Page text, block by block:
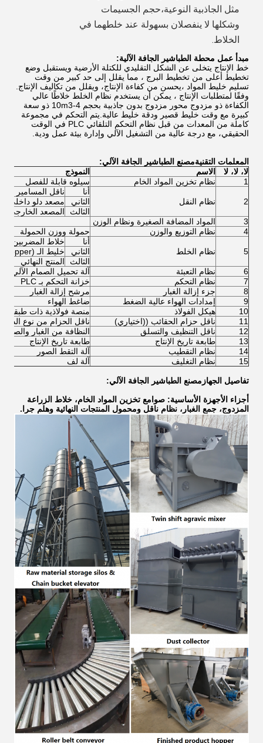
الخلاط.
مبدأ عمل محطة الطباشير الجافة الآلية:
خط الإنتاج يتخلى عن الشكل التقليدي للكتلة الأرضية ويستقبل وضع
تخطيط أعلى من تخطيط البرج ، مما يقلل إلى حد كبير من وقت
تسليم خليط المواد ،يحسن من كفاءة الإنتاج، ويقلل من تكاليف الإنتاج.
وفقًا لمتطلبات الإنتاج ، يمكن أن يستخدم نظام الخلط خلاطًا عالي
الكفاءة ذو مزدوج محور مزدوج بدون جاذبية بحجم 4-10m3 ذو سعة
كبيرة مع وقت خليط قصير ودقة خليط عالية.يتم التحكم في مجموعة
كاملة من المعدات من قبل نظام التحكم التلقائي PLC في الوقت
الحقيقي، مع درجة عالية من التشغيل الآلي وإدارة بيئة عمل ودية.
المعلمات التقنيةمصنع الطباشير الجافة الآلي:
لا، لا، لا
الاسم
النموذج
1
نظام تخزين المواد الخام سيلوه قابلة للفصل
2 نظام النقل
أنا
ناقل المسامير
الثاني
مصعد دلو داخلي
الثالث
المصعد الخارجي
3
المواد المضافة الصغيرة ونظام الوزن
4
نظام التوزيع والوزن حمولة ووزن الحمولة
5 نظام الخلط
أنا
خلاط المضربين
الثاني
خليط الـ (Premix Hopper)
الثالث
المنتج النهائي
6
نظام التعبئة
آلة تحميل الصمام الآلي
7
نظام التحكم
خزانة التحكم بـ PLC
8
جزء إزالة الغبار
مرشح إزالة الغبار
9
إمدادات الهواء عالية الضغط
ضاغط الهواء
10
هيكل الفولاذ
منصة فولاذية ذات طبقتين
11
ناقل حزام الحقائب ((اختياري)
ناقل الحزام من نوع الدوار
12
ناقل التنظيف والتسلق
النظافة من الغبار والصعود
13
طابعة تاريخ الإنتاج
طابعة تاريخ الإنتاج
14
نظام التقطيب
آلة التقط الصور
15
نظام التغليف آلة لف
تفاصيل الجهاز مصنع الطباشير الجافة الآلي:
أجزاء الأجهزة الأساسية: صوامع تخزين المواد الخام، خلاط الزراعة
المزدوج، جمع الغبار، نظام ناقل ومحمول المنتجات النهائية وهلم جرا.